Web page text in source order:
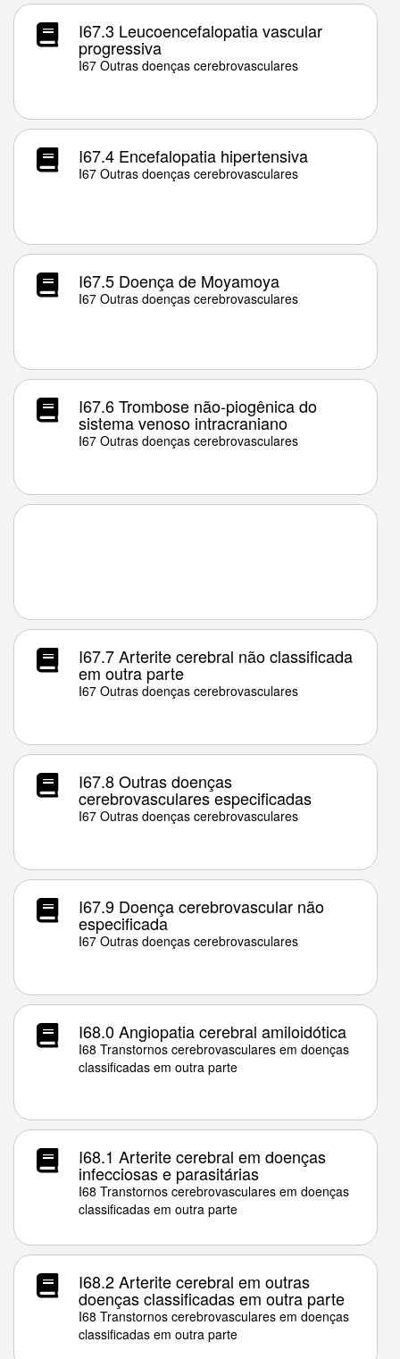
I67.3 Leucoencefalopatia vascular
progressiva
I67 Outras doenças cerebrovasculares
I67.4 Encefalopatia hipertensiva
I67 Outras doenças cerebrovasculares
I67.5 Doença de Moyamoya
I67 Outras doenças cerebrovasculares
I67.6 Trombose não-piogênica do
sistema venoso intracraniano
I67 Outras doenças cerebrovasculares
I67.7 Arterite cerebral não classificada
em outra parte
I67 Outras doenças cerebrovasculares
I67.8 Outras doenças
cerebrovasculares especificadas
I67 Outras doenças cerebrovasculares
I67.9 Doença cerebrovascular não
especificada
I67 Outras doenças cerebrovasculares
I68.0 Angiopatia cerebral amiloidótica
I68 Transtornos cerebrovasculares em doenças
classificadas em outra parte
I68.1 Arterite cerebral em doenças
infecciosas e parasitárias
I68 Transtornos cerebrovasculares em doenças
classificadas em outra parte
I68.2 Arterite cerebral em outras
doenças classificadas em outra parte
I68 Transtornos cerebrovasculares em doenças
classificadas em outra parte